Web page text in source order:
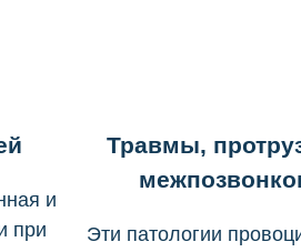
и
при
Травмы,
Эти патологии